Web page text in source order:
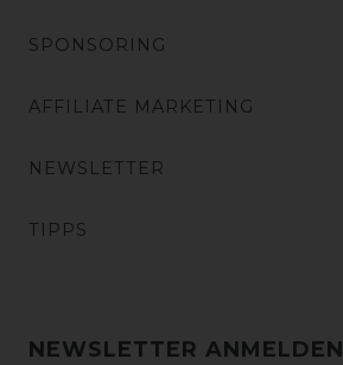
SPONSORING
AFFILIATE MARKETING
NEWSLETTER
TIPPS
NEWSLETTER ANMELDEN